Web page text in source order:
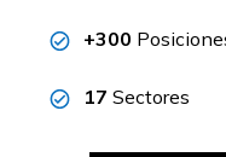
+300
17 Sectores